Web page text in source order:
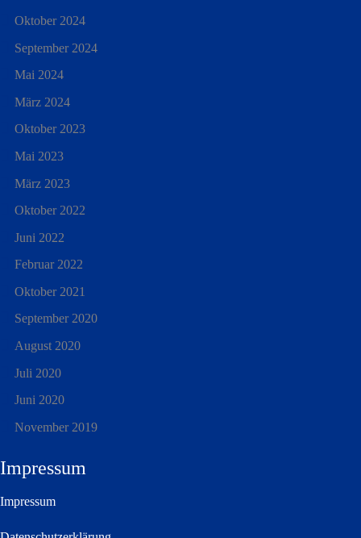
Oktober 2024
September 2024
Mai 2024
März 2024
Oktober 2023
Mai 2023
März 2023
Oktober 2022
Juni 2022
Februar 2022
Oktober 2021
September 2020
August 2020
Juli 2020
Juni 2020
November 2019
Impressum
Impressum